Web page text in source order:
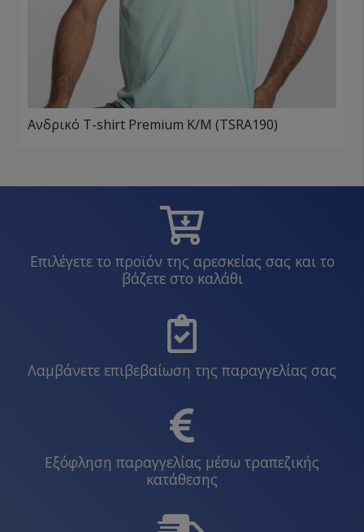
Ανδρικό T-shirt Premium Κ/Μ (TSRA190)
Επιλέγετε το προϊόν της αρεσκείας σας και το
βάζετε στο καλάθι
Λαμβάνετε επιβεβαίωση της παραγγελίας σας
Εξόφληση παραγγελίας μέσω τραπεζικής
κατάθεσης